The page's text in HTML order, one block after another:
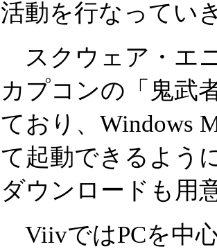
活動を行なってい
スクウェア・エ
カプコンの「鬼武
ており、Windows
て起動できるよう
ダウンロードも用
ViivではPCを中